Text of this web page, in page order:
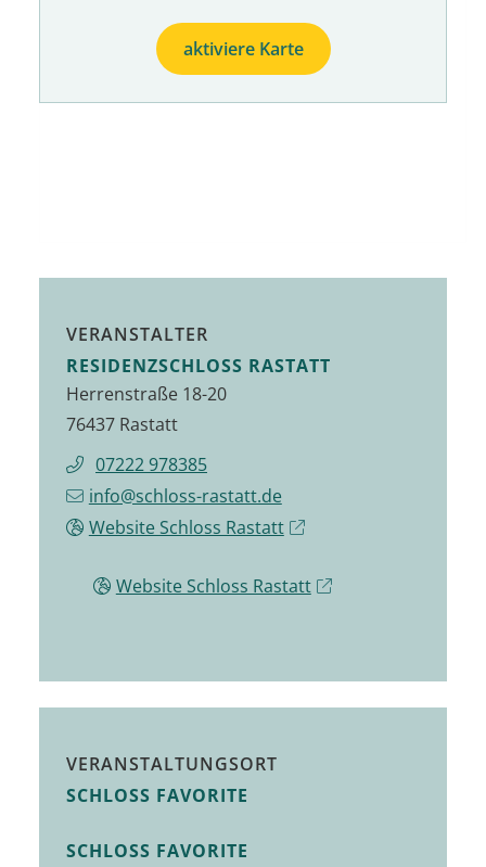
aktiviere Karte
VERANSTALTER
RESIDENZSCHLOSS RASTATT
Herrenstraße 18-20
76437 Rastatt
07222 978385
info@schloss-rastatt.de
Website Schloss Rastatt
Website Schloss Rastatt
VERANSTALTUNGSORT
SCHLOSS FAVORITE
SCHLOSS FAVORITE